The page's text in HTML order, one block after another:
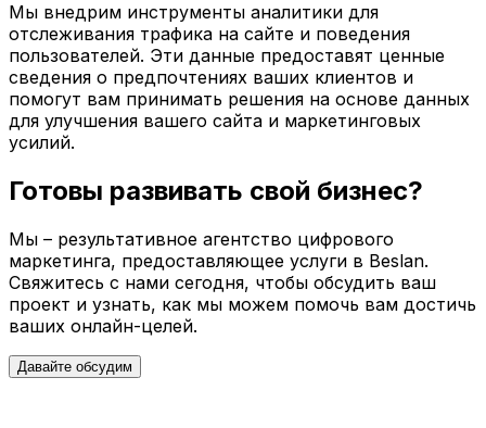
Мы внедрим инструменты аналитики для
отслеживания трафика на сайте и поведения
пользователей. Эти данные предоставят ценные
сведения о предпочтениях ваших клиентов и
помогут вам принимать решения на основе данных
для улучшения вашего сайта и маркетинговых
усилий.
Готовы развивать свой бизнес?
Мы – результативное агентство цифрового
маркетинга, предоставляющее услуги в Beslan.
Свяжитесь с нами сегодня, чтобы обсудить ваш
проект и узнать, как мы можем помочь вам достичь
ваших онлайн-целей.
Давайте обсудим